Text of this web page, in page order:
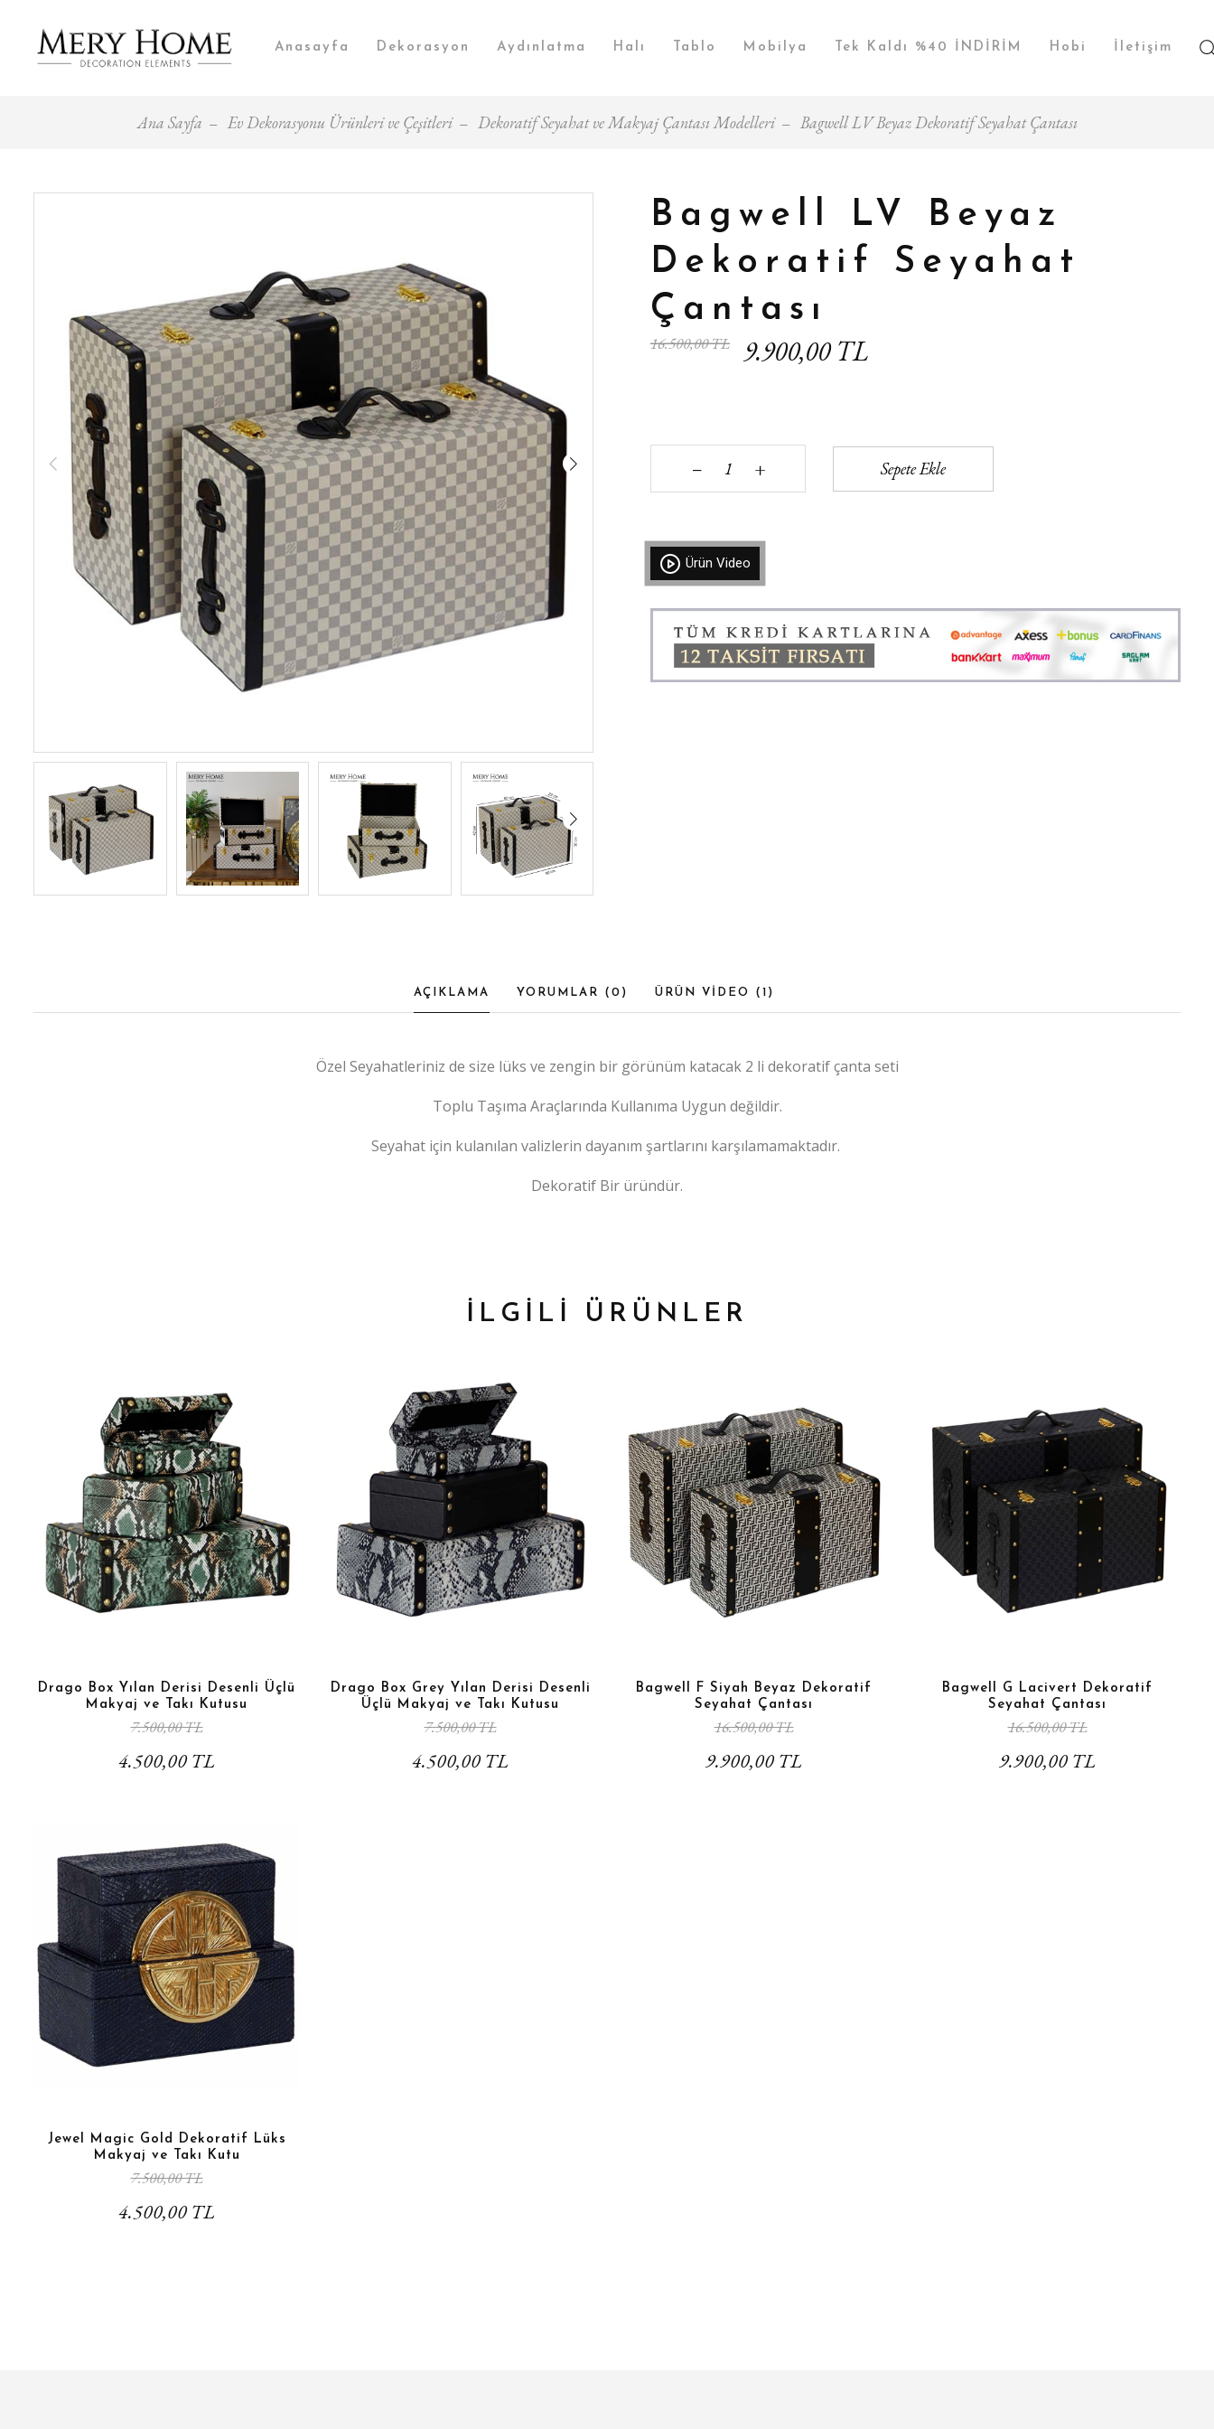
Anasayfa Dekorasyon Aydınlatma Halı Tablo Mobilya Tek Kaldı %40 İNDİRİM Hobi İletişim
Ana Sayfa Ev Dekorasyonu Ürünleri ve Çeşitleri Dekoratif Seyahat ve Makyaj Çantası Modelleri Bagwell LV Beyaz Dekoratif Seyahat Çantası
Bagwell LV Beyaz
Dekoratif Seyahat
Çantası
16.500,00 TL 9.900,00 TL
‒ + Sepete Ekle
Ürün Video
AÇIKLAMA YORUMLAR ( 0 ) ÜRÜN VİDEO ( 1 )
Özel Seyahatleriniz de size lüks ve zengin bir görünüm katacak 2 li dekoratif çanta seti
Toplu Taşıma Araçlarında Kullanıma Uygun değildir.
Seyahat için kulanılan valizlerin dayanım şartlarını karşılamamaktadır.
Dekoratif Bir üründür.
İLGİLİ ÜRÜNLER
Drago Box Yılan Derisi Desenli Üçlü
Makyaj ve Takı Kutusu
7.500,00 TL
4.500,00 TL
Drago Box Grey Yılan Derisi Desenli
Üçlü Makyaj ve Takı Kutusu
7.500,00 TL
4.500,00 TL
Bagwell F Siyah Beyaz Dekoratif
Seyahat Çantası
16.500,00 TL
9.900,00 TL
Bagwell G Lacivert Dekoratif
Seyahat Çantası
16.500,00 TL
9.900,00 TL
Jewel Magic Gold Dekoratif Lüks
Makyaj ve Takı Kutu
7.500,00 TL
4.500,00 TL